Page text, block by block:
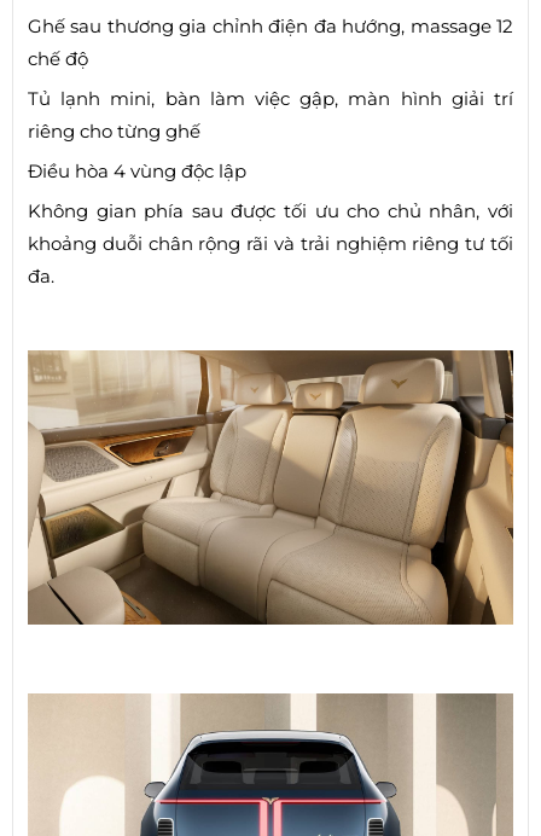
Ghế sau thương gia chỉnh điện đa hướng, massage 12
chế độ
Tủ lạnh mini, bàn làm việc gập, màn hình giải trí
riêng cho từng ghế
Điều hòa 4 vùng độc lập
Không gian phía sau được tối ưu cho chủ nhân, với
khoảng duỗi chân rộng rãi và trải nghiệm riêng tư tối
đa.